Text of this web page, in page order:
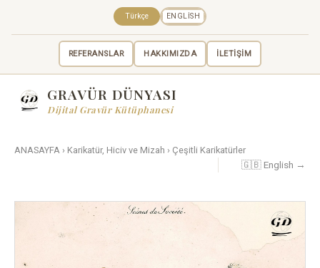
REFERANSLAR HAKKIMIZDA İLETİŞİM
Türkçe ENGLISH
GRAVÜR DÜNYASI
Dijital Gravür Kütüphanesi
ANASAYFA › Karikatür, Hiciv ve Mizah › Çeşitli Karikatürler
🇬🇧 English →